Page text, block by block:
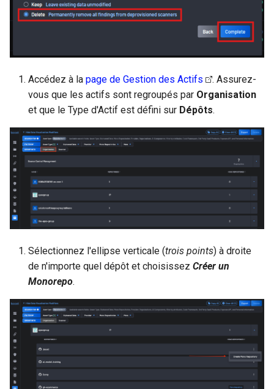
Accédez à la page de Gestion des Actifs
. Assurez-
vous que les actifs sont regroupés par Organisation
et que le Type d'Actif est défini sur Dépôts.
Sélectionnez l'ellipse verticale (trois points) à droite
de n'importe quel dépôt et choisissez Créer un
Monorepo.